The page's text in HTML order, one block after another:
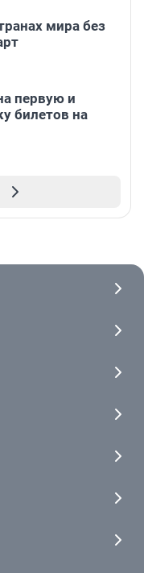
мира без
первую и
билетов на